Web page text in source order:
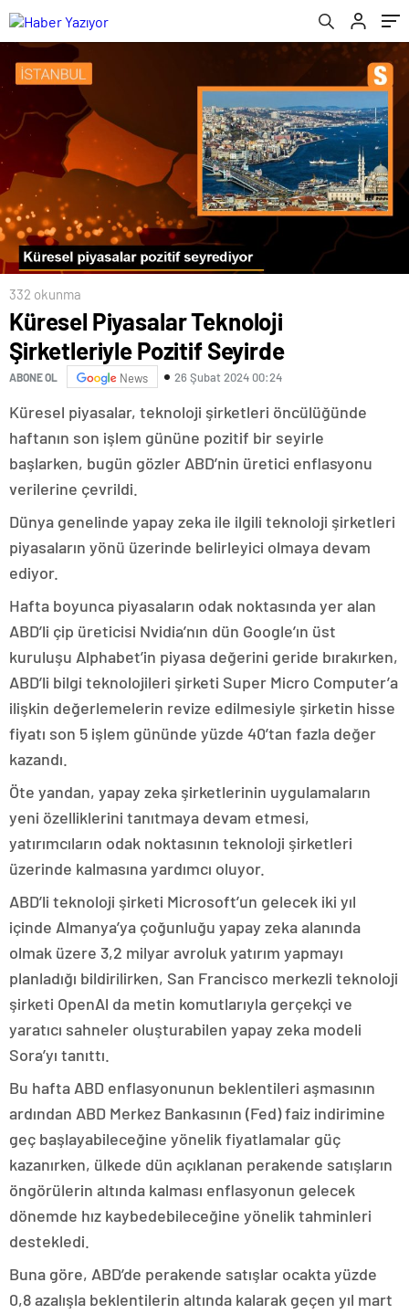
332 okunma
Küresel Piyasalar Teknoloji
Şirketleriyle Pozitif Seyirde
ABONE OL News 26 Şubat 2024 00:24
Küresel piyasalar, teknoloji şirketleri öncülüğünde
haftanın son işlem gününe pozitif bir seyirle
başlarken, bugün gözler ABD’nin üretici enflasyonu
verilerine çevrildi.
Dünya genelinde yapay zeka ile ilgili teknoloji şirketleri
piyasaların yönü üzerinde belirleyici olmaya devam
ediyor.
Hafta boyunca piyasaların odak noktasında yer alan
ABD’li çip üreticisi Nvidia’nın dün Google’ın üst
kuruluşu Alphabet’in piyasa değerini geride bırakırken,
ABD’li bilgi teknolojileri şirketi Super Micro Computer’a
ilişkin değerlemelerin revize edilmesiyle şirketin hisse
fiyatı son 5 işlem gününde yüzde 40’tan fazla değer
kazandı.
Öte yandan, yapay zeka şirketlerinin uygulamaların
yeni özelliklerini tanıtmaya devam etmesi,
yatırımcıların odak noktasının teknoloji şirketleri
üzerinde kalmasına yardımcı oluyor.
ABD’li teknoloji şirketi Microsoft’un gelecek iki yıl
içinde Almanya’ya çoğunluğu yapay zeka alanında
olmak üzere 3,2 milyar avroluk yatırım yapmayı
planladığı bildirilirken, San Francisco merkezli teknoloji
şirketi OpenAl da metin komutlarıyla gerçekçi ve
yaratıcı sahneler oluşturabilen yapay zeka modeli
Sora’yı tanıttı.
Bu hafta ABD enflasyonunun beklentileri aşmasının
ardından ABD Merkez Bankasının (Fed) faiz indirimine
geç başlayabileceğine yönelik fiyatlamalar güç
kazanırken, ülkede dün açıklanan perakende satışların
öngörülerin altında kalması enflasyonun gelecek
dönemde hız kaybedebileceğine yönelik tahminleri
destekledi.
Buna göre, ABD’de perakende satışlar ocakta yüzde
0,8 azalışla beklentilerin altında kalarak geçen yıl mart